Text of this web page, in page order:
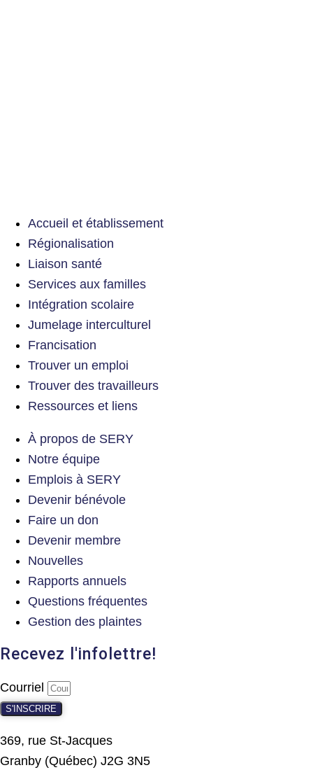
Accueil et établissement
Régionalisation
Liaison santé
Services aux familles
Intégration scolaire
Jumelage interculturel
Francisation
Trouver un emploi
Trouver des travailleurs
Ressources et liens
À propos de SERY
Notre équipe
Emplois à SERY
Devenir bénévole
Faire un don
Devenir membre
Nouvelles
Rapports annuels
Questions fréquentes
Gestion des plaintes
Recevez l'infolettre!
Courriel
S'INSCRIRE
369, rue St-Jacques
Granby (Québec) J2G 3N5